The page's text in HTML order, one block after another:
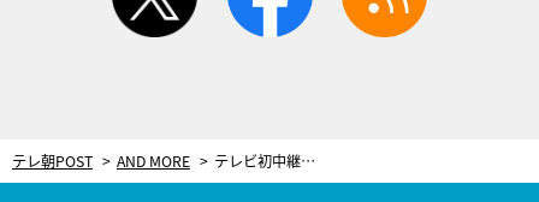
テレ朝POST AND MORE テレビ初中継が決定！「RAGEシャドウバースプロリーグ」2ndシーズン開幕戦